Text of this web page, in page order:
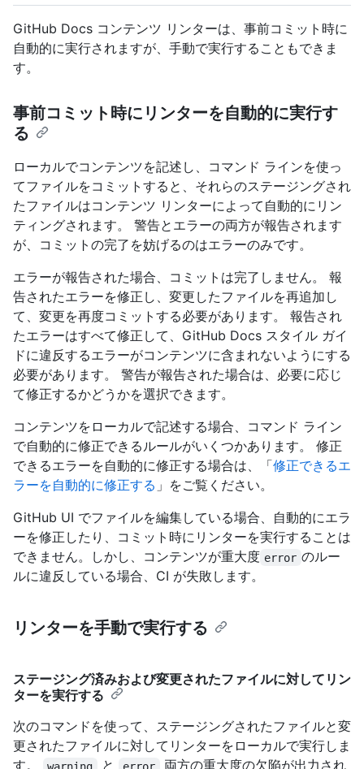
GitHub Docs コンテンツ リンターは、事前コミット時に
自動的に実行されますが、手動で実行することもできま
す。
事前コミット時にリンターを自動的に実行す
る
ローカルでコンテンツを記述し、コマンド ラインを使っ
てファイルをコミットすると、それらのステージングされ
たファイルはコンテンツ リンターによって自動的にリン
ティングされます。 警告とエラーの両方が報告されます
が、コミットの完了を妨げるのはエラーのみです。
エラーが報告された場合、コミットは完了しません。 報
告されたエラーを修正し、変更したファイルを再追加し
て、変更を再度コミットする必要があります。 報告され
たエラーはすべて修正して、GitHub Docs スタイル ガイ
ドに違反するエラーがコンテンツに含まれないようにする
必要があります。 警告が報告された場合は、必要に応じ
て修正するかどうかを選択できます。
コンテンツをローカルで記述する場合、コマンド ライン
で自動的に修正できるルールがいくつかあります。 修正
できるエラーを自動的に修正する場合は、「修正できるエ
ラーを自動的に修正する 」をご覧ください。
GitHub UI でファイルを編集している場合、自動的にエラ
ーを修正したり、コミット時にリンターを実行することは
できません。しかし、コンテンツが重大度 error のルー
ルに違反している場合、CI が失敗します。
リンターを手動で実行する
ステージング済みおよび変更されたファイルに対してリン
ターを実行する
次のコマンドを使って、ステージングされたファイルと変
更されたファイルに対してリンターをローカルで実行しま
す。
warning と error
両方の重大度の欠陥が出力され